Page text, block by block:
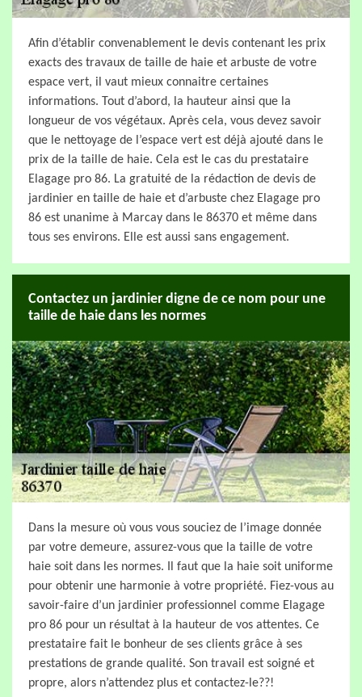
Afin d’établir convenablement le devis contenant les prix
exacts des travaux de taille de haie et arbuste de votre
espace vert, il vaut mieux connaitre certaines
informations. Tout d’abord, la hauteur ainsi que la
longueur de vos végétaux. Après cela, vous devez savoir
que le nettoyage de l’espace vert est déjà ajouté dans le
prix de la taille de haie. Cela est le cas du prestataire
Elagage pro 86. La gratuité de la rédaction de devis de
jardinier en taille de haie et d’arbuste chez Elagage pro
86 est unanime à Marcay dans le 86370 et même dans
tous ses environs. Elle est aussi sans engagement.
Contactez un jardinier digne de ce nom pour une
taille de haie dans les normes
Dans la mesure où vous vous souciez de l’image donnée
par votre demeure, assurez-vous que la taille de votre
haie soit dans les normes. Il faut que la haie soit uniforme
pour obtenir une harmonie à votre propriété. Fiez-vous au
savoir-faire d’un jardinier professionnel comme Elagage
pro 86 pour un résultat à la hauteur de vos attentes. Ce
prestataire fait le bonheur de ses clients grâce à ses
prestations de grande qualité. Son travail est soigné et
propre, alors n’attendez plus et contactez-le??!